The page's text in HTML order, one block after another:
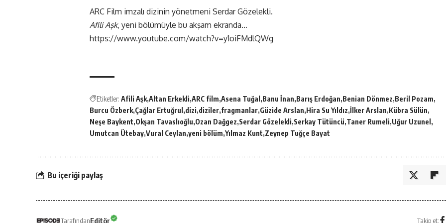
ARC Film imzalı dizinin yönetmeni Serdar Gözelekli.
Afili Aşk, yeni bölümüyle bu akşam ekranda…
https://www.youtube.com/watch?v=y1oiFMdlQWg
Etiketler: Afili Aşk Altan Erkekli ARC film Asena Tuğal Banu İnan Barış Erdoğan Benian Dönmez Beril Pozam
Burcu Özberk Çağlar Ertuğrul dizi diziler fragmanlar Güzide Arslan Hira Su Yıldız İlker Arslan Kübra Sülün
Neşe Baykent Okşan Tavaslıoğlu Ozan Dağgez Serdar Gözelekli Serkay Tütüncü Taner Rumeli Uğur Uzunel
Umutcan Ütebay Vural Ceylan yeni bölüm Yılmaz Kunt Zeynep Tuğçe Bayat
Bu içeriği paylaş
TarafındanEditör Takip et: